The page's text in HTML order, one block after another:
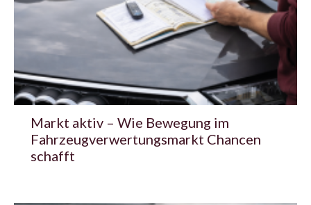
Markt aktiv – Wie Bewegung im
Fahrzeugverwertungsmarkt Chancen
schafft